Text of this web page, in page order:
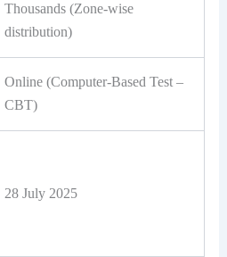
Thousands (Zone-wise
distribution)
Online (Computer-Based Test –
CBT)
28 July 2025